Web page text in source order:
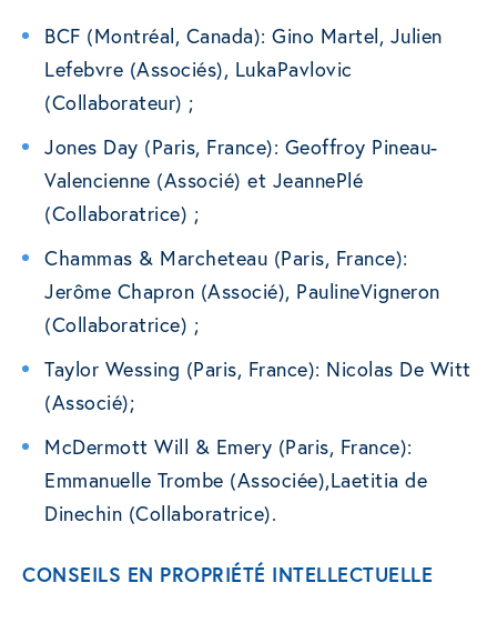
BCF (Montréal, Canada): Gino Martel, Julien
Lefebvre (Associés), LukaPavlovic
(Collaborateur) ;
Jones Day (Paris, France): Geoffroy Pineau-
Valencienne (Associé) et JeannePlé
(Collaboratrice) ;
Chammas & Marcheteau (Paris, France):
Jerôme Chapron (Associé), PaulineVigneron
(Collaboratrice) ;
Taylor Wessing (Paris, France): Nicolas De Witt
(Associé);
McDermott Will & Emery (Paris, France):
Emmanuelle Trombe (Associée),Laetitia de
Dinechin (Collaboratrice).
CONSEILS EN PROPRIÉTÉ INTELLECTUELLE